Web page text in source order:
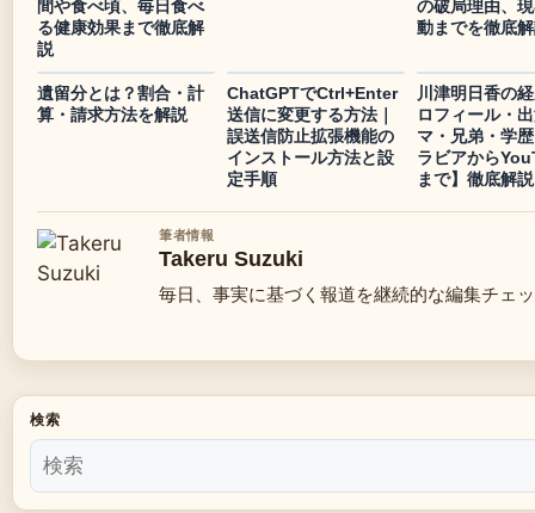
間や食べ頃、毎日食べ
る健康効果まで徹底解
説
の破局理由、
動までを徹底
遺留分とは？割合・計
算・請求方法を解説
ChatGPTでCtrl+Enter
送信に変更する方法｜
誤送信防止拡張機能の
インストール方法と設
定手順
川津明日香の
ロフィール・
マ・兄弟・学
ラビアから
まで】徹底解説
筆者情報
Takeru Suzuki
毎日、事実に基づく報道を継続的な編集チェ
検索